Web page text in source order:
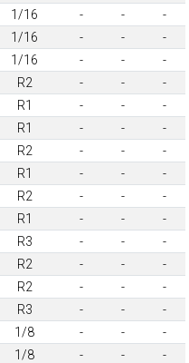
1/16 - -
-
1/16 - -
-
1/16 - -
-
R2 - -
-
R1 - -
-
R1 - -
-
R2 - -
-
R1 - -
-
R2 - -
-
R1 - -
-
R3 - -
-
R2 - -
-
R2 - -
-
R3 - -
-
1/8 - -
-
1/8 - -
-